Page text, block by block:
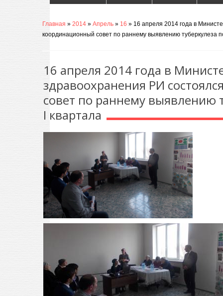
Главная » 2014 » Апрель » 16 » 16 апреля 2014 года в
координационный совет по раннему выявлению туберкулеза
16 апреля 2014 года в
здравоохранения РИ
совет по раннему выявлению
I квартала